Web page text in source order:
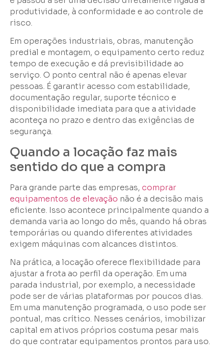
produtividade, à conformidade e ao controle de
risco.
Em operações industriais, obras, manutenção
predial e montagem, o equipamento certo reduz
tempo de execução e dá previsibilidade ao
serviço. O ponto central não é apenas elevar
pessoas. É garantir acesso com estabilidade,
documentação regular, suporte técnico e
disponibilidade imediata para que a atividade
aconteça no prazo e dentro das exigências de
segurança.
Quando a locação faz mais
sentido do que a compra
Para grande parte das empresas, comprar
equipamentos de elevação não é a decisão mais
eficiente. Isso acontece principalmente quando a
demanda varia ao longo do mês, quando há obras
temporárias ou quando diferentes atividades
exigem máquinas com alcances distintos.
Na prática, a locação oferece flexibilidade para
ajustar a frota ao perfil da operação. Em uma
parada industrial, por exemplo, a necessidade
pode ser de várias plataformas por poucos dias.
Em uma manutenção programada, o uso pode ser
pontual, mas crítico. Nesses cenários, imobilizar
capital em ativos próprios costuma pesar mais
do que contratar equipamentos prontos para uso.